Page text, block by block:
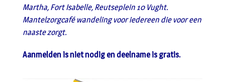
Martha, Fort Isabelle, Reutseplein 10 Vught.
Mantelzorgcafé wandeling voor iedereen die voor een
naaste zorgt.
Aanmelden is niet nodig en deelname is gratis.